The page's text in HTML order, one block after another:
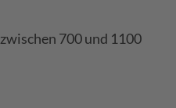
zwischen 700 und 1100